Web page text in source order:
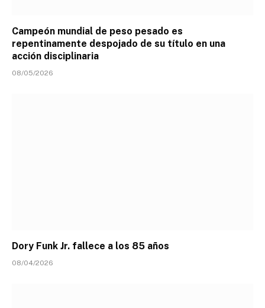
Campeón mundial de peso pesado es
repentinamente despojado de su título en una
acción disciplinaria
08/05/2026
Dory Funk Jr. fallece a los 85 años
08/04/2026